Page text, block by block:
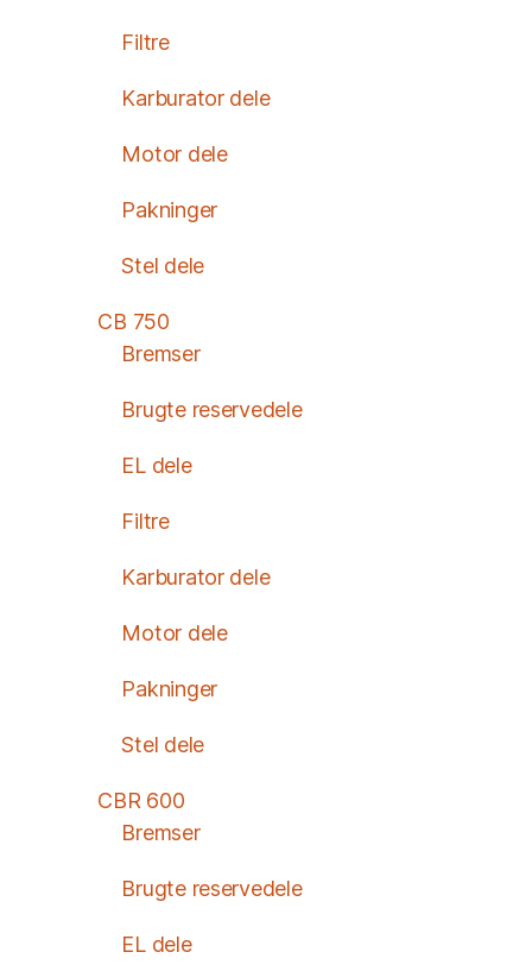
Filtre
Karburator dele
Motor dele
Pakninger
Stel dele
CB 750
Bremser
Brugte reservedele
EL dele
Filtre
Karburator dele
Motor dele
Pakninger
Stel dele
CBR 600
Bremser
Brugte reservedele
EL dele